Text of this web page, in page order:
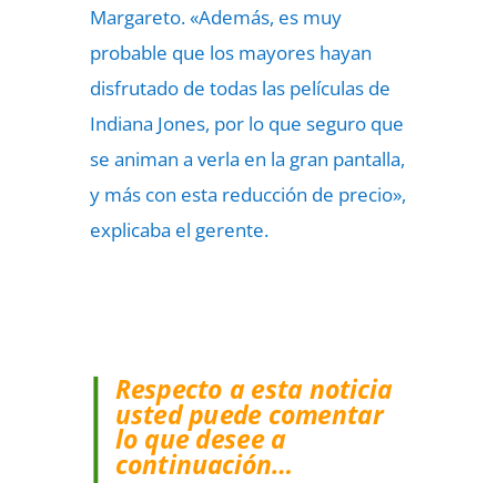
Margareto. «Además, es muy
probable que los mayores hayan
disfrutado de todas las películas de
Indiana Jones, por lo que seguro que
se animan a verla en la gran pantalla,
y más con esta reducción de precio»,
explicaba el gerente.
Respecto a esta noticia
usted puede comentar
lo que desee a
continuación…